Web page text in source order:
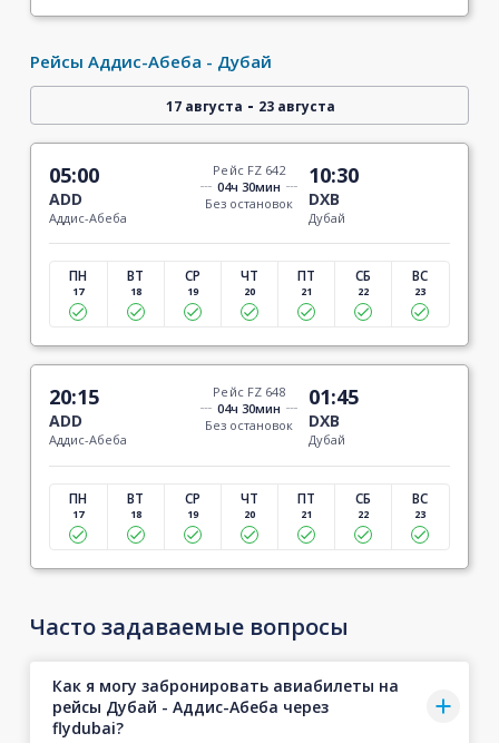
Рейсы Аддис-Абеба - Дубай
17 августа - 23 августа
05:00
ADD
Аддис-Абеба
Рейс FZ 642
04ч 30мин
Без остановок
10:30
DXB
Дубай
ПН
17
ВТ
18
СР
19
ЧТ
20
ПТ
21
СБ
22
ВС
23
20:15
ADD
Аддис-Абеба
Рейс FZ 648
04ч 30мин
Без остановок
01:45
DXB
Дубай
ПН
17
ВТ
18
СР
19
ЧТ
20
ПТ
21
СБ
22
ВС
23
Часто задаваемые вопросы
Как я могу забронировать авиабилеты на
рейсы Дубай - Аддис-Абеба через
flydubai?